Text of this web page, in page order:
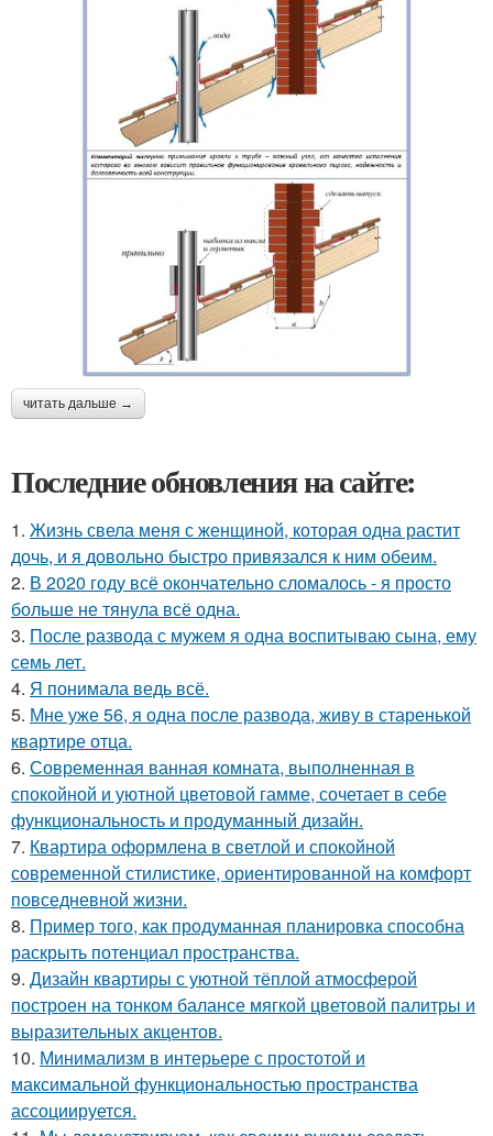
читать дальше →
Последние обновления на сайте:
1. Жизнь свела меня с женщиной, которая одна растит
дочь, и я довольно быстро привязался к ним обеим.
2. В 2020 году всё окончательно сломалось - я просто
больше не тянула всё одна.
3. После развода с мужем я одна воспитываю сына, ему
семь лет.
4. Я понимала ведь всё.
5. Мне уже 56, я одна после развода, живу в старенькой
квартире отца.
6. Современная ванная комната, выполненная в
спокойной и уютной цветовой гамме, сочетает в себе
функциональность и продуманный дизайн.
7. Квартира оформлена в светлой и спокойной
современной стилистике, ориентированной на комфорт
повседневной жизни.
8. Пример того, как продуманная планировка способна
раскрыть потенциал пространства.
9. Дизайн квартиры с уютной тёплой атмосферой
построен на тонком балансе мягкой цветовой палитры и
выразительных акцентов.
10. Минимализм в интерьере с простотой и
максимальной функциональностью пространства
ассоциируется.